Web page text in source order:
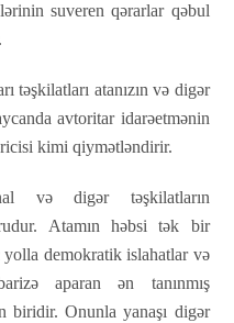
suveren qərarlar qəbul
təşkilatları atanızın və digər
avtoritar idarəetmənin
kimi qiymətləndirir.
və digər təşkilatların
Atamın həbsi tək bir
demokratik islahatlar və
aparan ən tanınmış
biridir. Onunla yanaşı digər